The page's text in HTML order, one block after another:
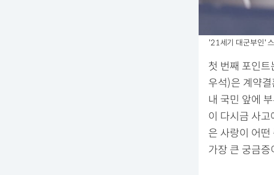
'21세기 대군부인'
첫 번째 포인
우석)은 계약
내 국민 앞에
이 다시금 사
은 사랑이 어떤
가장 큰 궁금증